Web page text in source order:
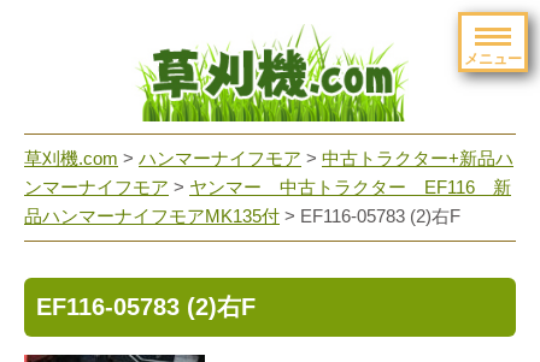
メニュー
草刈機.com > ハンマーナイフモア > 中古トラクター+新品ハ
ンマーナイフモア > ヤンマー 中古トラクター EF116 新
品ハンマーナイフモアMK135付 > EF116-05783 (2)右F
EF116-05783 (2)右F